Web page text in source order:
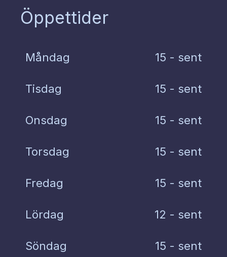
Öppettider
Måndag 15 - sent
Tisdag 15 - sent
Onsdag 15 - sent
Torsdag 15 - sent
Fredag 15 - sent
Lördag 12 - sent
Söndag 15 - sent